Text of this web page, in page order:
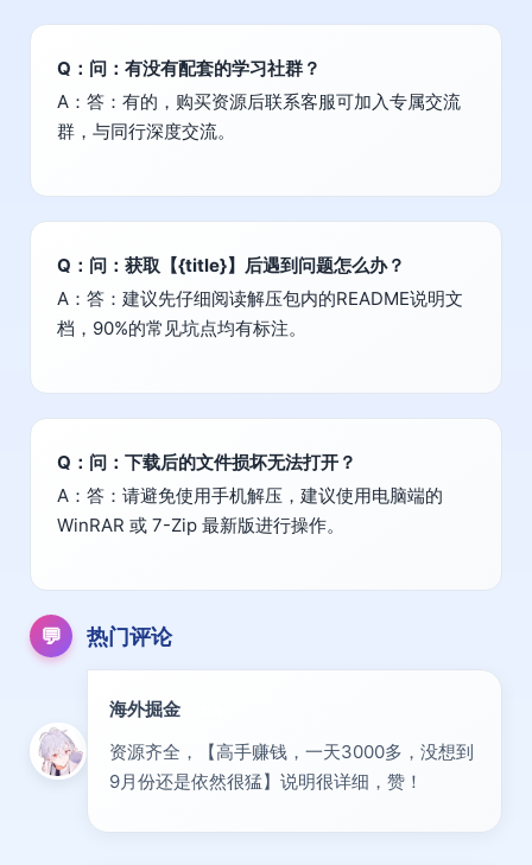
Q：问：有没有配套的学习社群？
A：答：有的，购买资源后联系客服可加入专属交流
群，与同行深度交流。
Q：问：获取【{title}】后遇到问题怎么办？
A：答：建议先仔细阅读解压包内的README说明文
档，90%的常见坑点均有标注。
Q：问：下载后的文件损坏无法打开？
A：答：请避免使用手机解压，建议使用电脑端的
WinRAR 或 7-Zip 最新版进行操作。
💬 热门评论
海外掘金
资源齐全，【高手赚钱，一天3000多，没想到
9月份还是依然很猛】说明很详细，赞！